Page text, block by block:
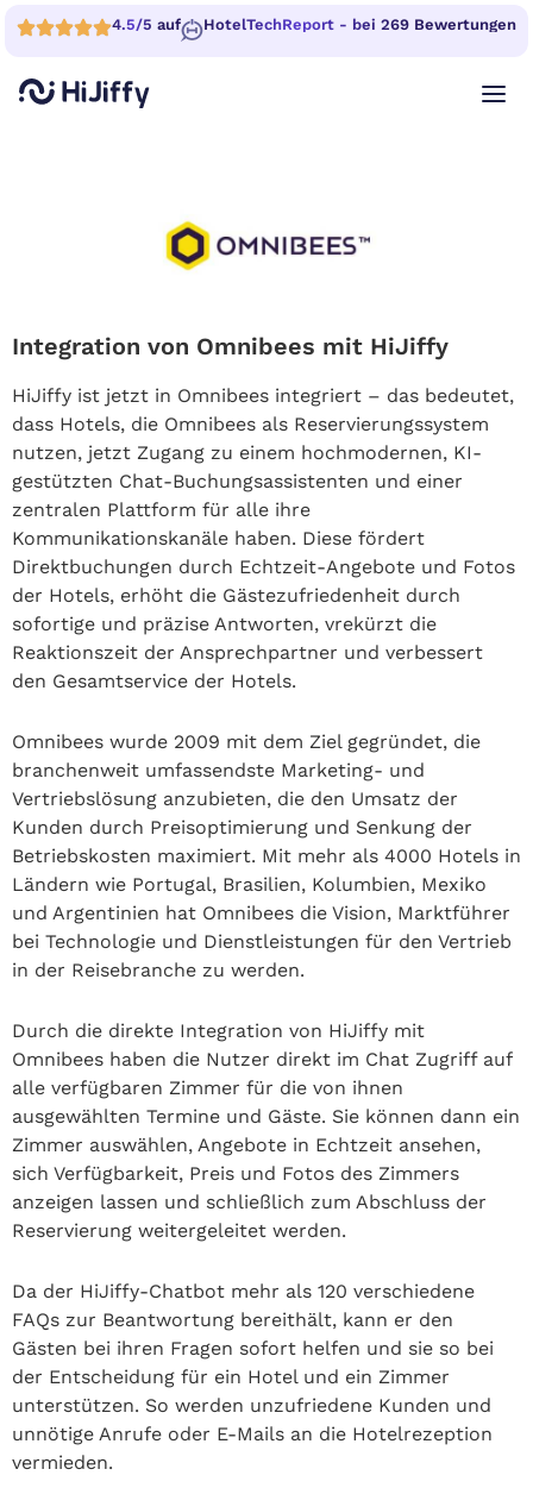
4.5/5 auf HotelTechReport - bei 269 Bewertungen
Integration von Omnibees mit HiJiffy
HiJiffy ist jetzt in Omnibees integriert – das bedeutet,
dass Hotels, die Omnibees als Reservierungssystem
nutzen, jetzt Zugang zu einem hochmodernen, KI-
gestützten Chat-Buchungsassistenten und einer
zentralen Plattform für alle ihre
Kommunikationskanäle haben. Diese fördert
Direktbuchungen durch Echtzeit-Angebote und Fotos
der Hotels, erhöht die Gästezufriedenheit durch
sofortige und präzise Antworten, vrekürzt die
Reaktionszeit der Ansprechpartner und verbessert
den Gesamtservice der Hotels.
Omnibees wurde 2009 mit dem Ziel gegründet, die
branchenweit umfassendste Marketing- und
Vertriebslösung anzubieten, die den Umsatz der
Kunden durch Preisoptimierung und Senkung der
Betriebskosten maximiert. Mit mehr als 4000 Hotels in
Ländern wie Portugal, Brasilien, Kolumbien, Mexiko
und Argentinien hat Omnibees die Vision, Marktführer
bei Technologie und Dienstleistungen für den Vertrieb
in der Reisebranche zu werden.
Durch die direkte Integration von HiJiffy mit
Omnibees haben die Nutzer direkt im Chat Zugriff auf
alle verfügbaren Zimmer für die von ihnen
ausgewählten Termine und Gäste. Sie können dann ein
Zimmer auswählen, Angebote in Echtzeit ansehen,
sich Verfügbarkeit, Preis und Fotos des Zimmers
anzeigen lassen und schließlich zum Abschluss der
Reservierung weitergeleitet werden.
Da der HiJiffy-Chatbot mehr als 120 verschiedene
FAQs zur Beantwortung bereithält, kann er den
Gästen bei ihren Fragen sofort helfen und sie so bei
der Entscheidung für ein Hotel und ein Zimmer
unterstützen. So werden unzufriedene Kunden und
unnötige Anrufe oder E-Mails an die Hotelrezeption
vermieden.